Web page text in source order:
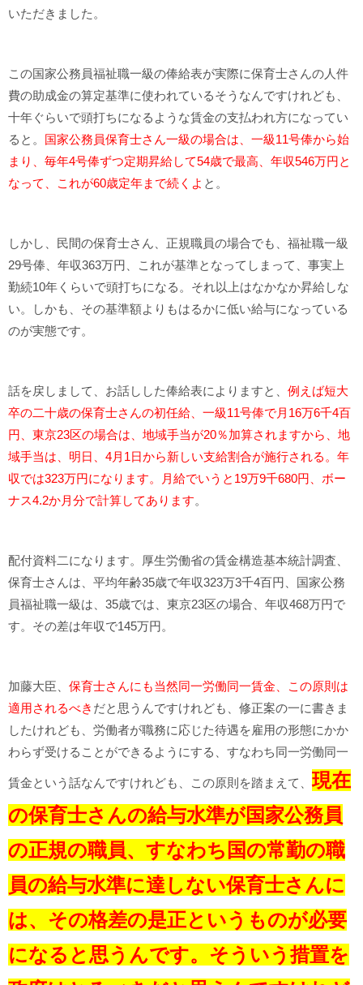
いただきました。
この国家公務員福祉職一級の俸給表が実際に保育士さんの人件
費の助成金の算定基準に使われているそうなんですけれども、
十年ぐらいで頭打ちになるような賃金の支払われ方になってい
ると。 国家公務員保育士さん一級の場合は、一級11号俸から始
まり、毎年4号俸ずつ定期昇給して54歳で最高、年収546万円と
なって、これが60歳定年まで続くよ と。
しかし、民間の保育士さん、正規職員の場合でも、福祉職一級
29号俸、年収363万円、これが基準となってしまって、事実上
勤続10年くらいで頭打ちになる。それ以上はなかなか昇給しな
い。しかも、その基準額よりもはるかに低い給与になっている
のが実態です。
話を戻しまして、お話しした俸給表によりますと、 例えば短大
卒の二十歳の保育士さんの初任給、一級11号俸で月16万6千4百
円、東京23区の場合は、地域手当が20％加算されますから、地
域手当は、明日、4月1日から新しい支給割合が施行される。年
収では323万円になります。月給でいうと19万9千680円、ボー
ナス4.2か月分で計算してあります。
配付資料二になります。厚生労働省の賃金構造基本統計調査、
保育士さんは、平均年齢35歳で年収323万3千4百円、国家公務
員福祉職一級は、35歳では、東京23区の場合、年収468万円で
す。その差は年収で145万円。
加藤大臣、 保育士さんにも当然同一労働同一賃金、この原則は
適用されるべき だと思うんですけれども、修正案の一に書きま
したけれども、労働者が職務に応じた待遇を雇用の形態にかか
わらず受けることができるようにする、すなわち同一労働同一
賃金という話なんですけれども、この原則を踏まえて、現在
の保育士さんの給与水準が国家公務員
の正規の職員、すなわち国の常勤の職
員の給与水準に達しない保育士さんに
は、その格差の是正というものが必要
になると思うんです。そういう措置を